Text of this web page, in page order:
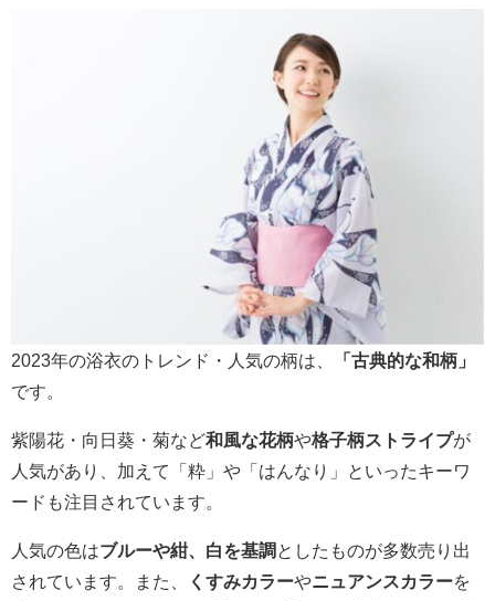
2023年の浴衣のトレンド・人気の柄は、
「古典的な和柄」
です。
紫陽花・向日葵・菊など和風な花柄や格子柄ストライプが
人気があり、加えて「粋」や「はんなり」といったキーワ
ードも注目されています。
人気の色はブルーや紺、白を基調 としたものが多数売り出
されています。また、
くすみカラーやニュアンスカラーを